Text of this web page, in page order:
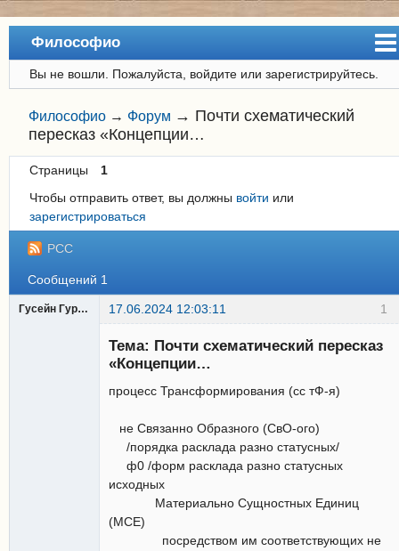
Философио
Сайт
Форум
Регистрация
Вход
Вы не вошли. Пожалуйста, войдите или зарегистрируйтесь.
Философио → Форум → Почти схематический
пересказ «Концепции…
Страницы
1
Чтобы отправить ответ, вы должны войти или
зарегистрироваться
РСС
Сообщений 1
1
Гусейн Гурбанов 17.06.2024 12:03:11
Тема: Почти схематический пересказ
«Концепции…
процесс Трансформирования (сс тФ-я)
не Связанно Образного (СвО-ого)
/порядка расклада разно статусных/
ф0 /форм расклада разно статусных
исходных
Материально Сущностных Единиц
(МСЕ)
посредством им соответствующих не